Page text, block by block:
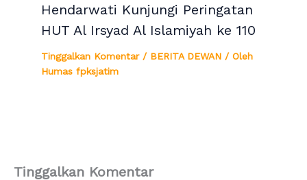
Hendarwati Kunjungi Peringatan
HUT Al Irsyad Al Islamiyah ke 110
Tinggalkan Komentar / BERITA DEWAN / Oleh
Humas fpksjatim
Tinggalkan Komentar